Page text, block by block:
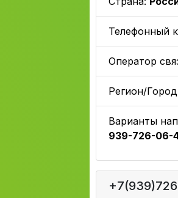
Телефонный
Оператор
Регион/
Варианты
939-726-06-